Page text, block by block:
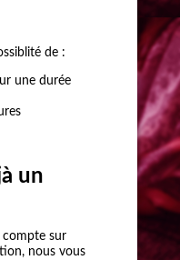
de :
une durée
un
compte sur
nous vous